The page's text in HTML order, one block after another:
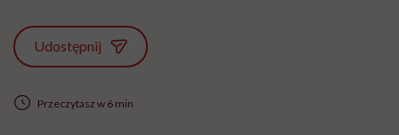
Udostępnij
Przeczytasz w 6 min